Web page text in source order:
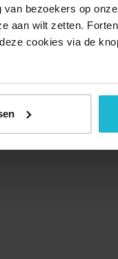
bezoekers op
aan wilt zetten.
cookies via de